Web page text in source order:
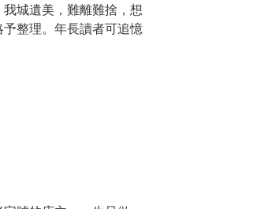
城遺美，難離難捨，想
整理。年長讀者可追憶